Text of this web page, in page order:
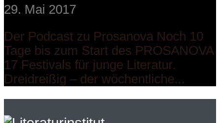
29. Mai 2017
Der Podcast zu Prosanova Noch 10
Tage bis zum Start des PROSANOVA
17 Festivals für junge Literatur.
Dreidreißig – der wöchentliche...